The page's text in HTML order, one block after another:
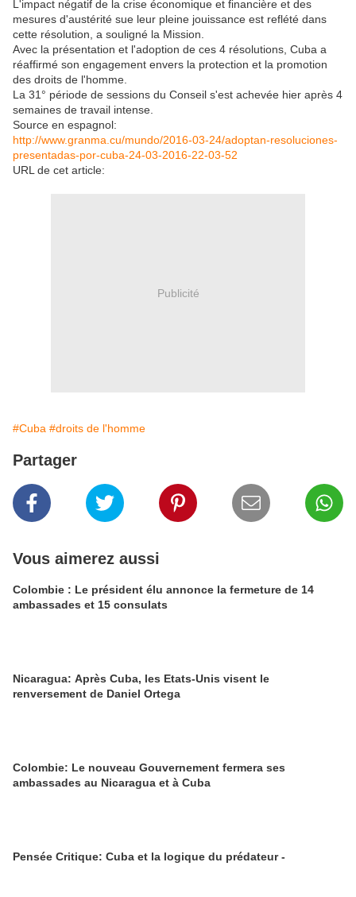
L'impact négatif de la crise économique et financière et des
mesures d'austérité sue leur pleine jouissance est reflété dans
cette résolution, a souligné la Mission.
Avec la présentation et l'adoption de ces 4 résolutions, Cuba a
réaffirmé son engagement envers la protection et la promotion
des droits de l'homme.
La 31° période de sessions du Conseil s'est achevée hier après 4
semaines de travail intense.
Source en espagnol:
http://www.granma.cu/mundo/2016-03-24/adoptan-resoluciones-
presentadas-por-cuba-24-03-2016-22-03-52
URL de cet article:
Publicité
#Cuba #droits de l'homme
Partager
Vous aimerez aussi
Colombie : Le président élu annonce la fermeture de 14
ambassades et 15 consulats
Nicaragua: Après Cuba, les Etats-Unis visent le
renversement de Daniel Ortega
Colombie: Le nouveau Gouvernement fermera ses
ambassades au Nicaragua et à Cuba
Pensée Critique: Cuba et la logique du prédateur -